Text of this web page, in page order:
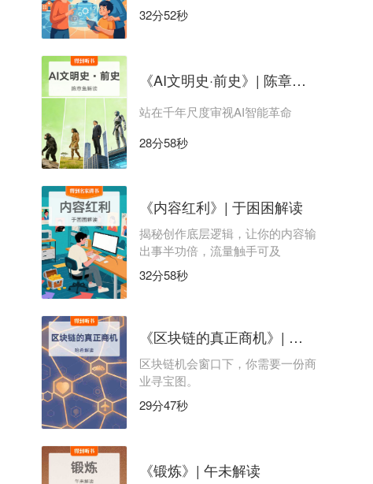
32分52秒
《AI文明史·前史》| 陈章鱼解读
站在千年尺度审视AI智能革命
28分58秒
《内容红利》| 于困困解读
揭秘创作底层逻辑，让你的内容输
出事半功倍，流量触手可及
32分58秒
《区块链的真正商机》| 哈希解读
区块链机会窗口下，你需要一份商
业寻宝图。
29分47秒
《锻炼》| 午未解读